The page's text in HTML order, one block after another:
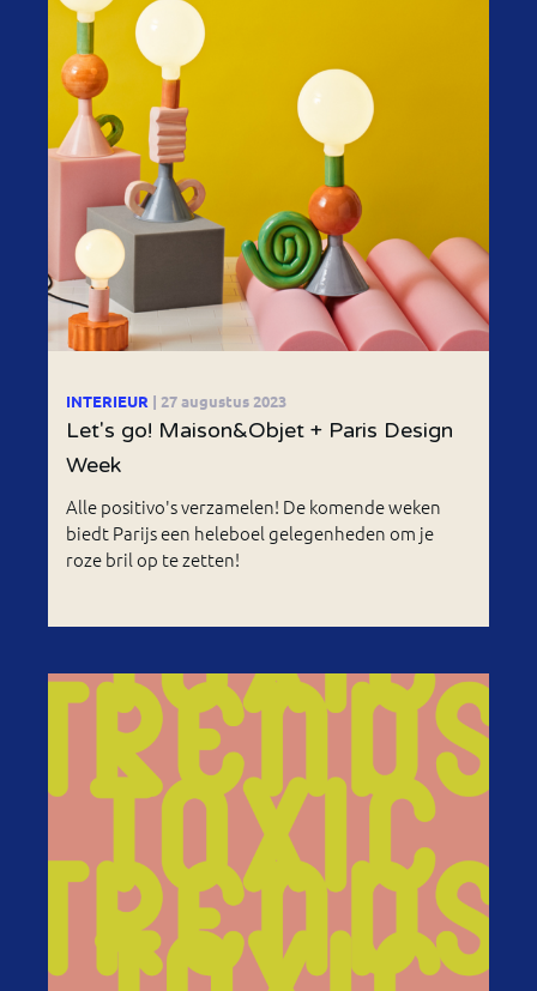
INTERIEUR | 27 augustus 2023
Let's go! Maison&Objet + Paris Design
Week
Alle positivo's verzamelen! De komende weken
biedt Parijs een heleboel gelegenheden om je
roze bril op te zetten!